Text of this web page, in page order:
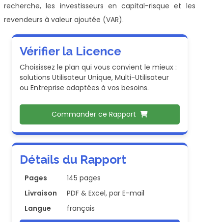
recherche, les investisseurs en capital-risque et les
revendeurs à valeur ajoutée (VAR).
Vérifier la Licence
Choisissez le plan qui vous convient le mieux :
solutions Utilisateur Unique, Multi-Utilisateur
ou Entreprise adaptées à vos besoins.
Commander ce Rapport
Détails du Rapport
Pages
145 pages
Livraison
PDF & Excel, par E-mail
Langue
français